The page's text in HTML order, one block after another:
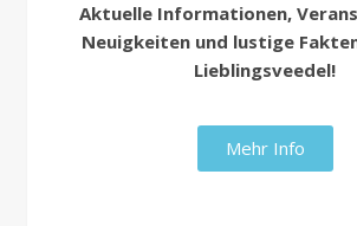
Aktuelle Informationen,
Neuigkeiten und lustige
Lieblingsveedel!
Mehr Info